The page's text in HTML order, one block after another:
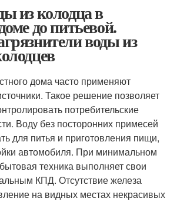
из колодца в
до питьевой.
воды из
дома часто применяют
Такое решение позволяет
потребительские
Воду без посторонних примесей
для питья и приготовления пищи,
автомобиля. При минимальном
техника выполняет свои
КПД. Отсутствие железа
на видных местах некрасивых